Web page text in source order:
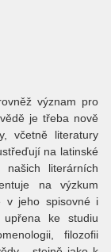
význam pro
je třeba nově
včetně literatury
na latinské
literárních
na výzkum
v jeho spisovné i
upřena ke studiu
filozofii